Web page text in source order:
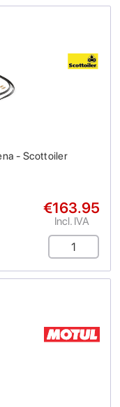
- Scottoiler
€163.95
Incl. IVA